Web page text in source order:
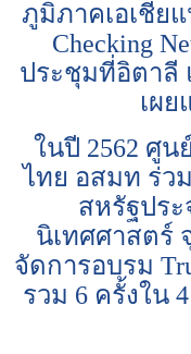
ภูมิภาคเอเชียแ
Checking
ประชุมที่อิตา
เผ
ในปี 2562 ศู
ไทย อสมท ร่ว
สหรัฐปร
นิเทศศาสตร์
จัดการอบรม
รวม 6 ครั้งใน